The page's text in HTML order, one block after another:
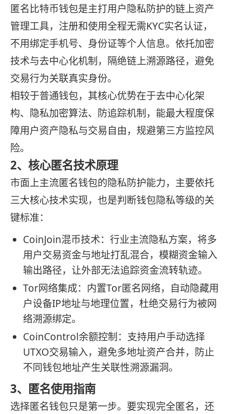
匿名比特币钱包是主打用户隐私防护的链上资产
管理工具，注册和使用全程无需KYC实名认证，
不用绑定手机号、身份证等个人信息。依托加密
技术与去中心化机制，隔绝链上溯源路径，避免
交易行为关联真实身份。
相较于普通钱包，其核心优势在于去中心化架
构、隐私加密算法、防追踪机制，能最大程度保
障用户资产隐私与交易自由，规避第三方监控风
险。
2、核心匿名技术原理
市面上主流匿名钱包的隐私防护能力，主要依托
三大核心技术实现，也是判断钱包隐私等级的关
键标准：
CoinJoin混币技术：行业主流隐私方案，将多
用户交易资金与地址打乱混合，模糊资金输入
输出路径，让外部无法追踪资金流转轨迹。
Tor网络集成：内置Tor匿名网络，自动隐藏用
户设备IP地址与地理位置，杜绝交易行为被网
络溯源绑定。
CoinControl余额控制：支持用户手动选择
UTXO交易输入，避免多地址资产合并，防止
不同钱包地址产生关联性溯源漏洞。
3、匿名使用指南
选择匿名钱包只是第一步。要实现完全匿名，还